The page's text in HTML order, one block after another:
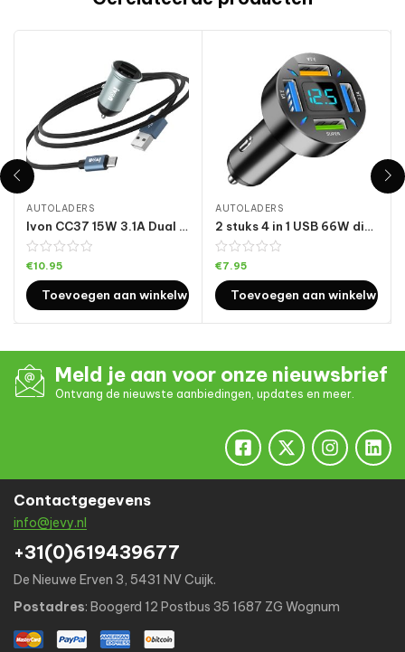
AUTOLADERS
Ivon CC37 15W 3.1A Dual USB Mini Car Charger + 1m USB naar Micro USB Snelle laadgegevens kabel Set
€10.95
Toevoegen aan winkelwagen
AUTOLADERS
2 stuks 4 in 1 USB 66W digitale display auto supersnelle oplader
€7.95
Toevoegen aan
Meld je aan voor onze nieuwsbrief
Ontvang de nieuwste aanbiedingen, updates en meer.
Contactgegevens
info@jevy.nl
+31(0)619439677
De Nieuwe Erven 3, 5431 NV Cuijk.
Postadres: Boogerd 12 Postbus 35 1687 ZG Wognum